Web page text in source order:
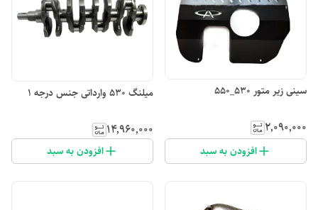
سینی زیر متور ۵۳۰_۵۵۰
۲٬۰۹۰٬۰۰۰
افزودن به سبد
میلنگ ۵۳۰ وارداتی جنس درجه ۱
۱۴٬۹۶۰٬۰۰۰
افزودن به سبد